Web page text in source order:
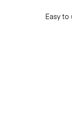
Easy to